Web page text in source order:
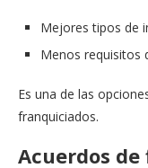
Mejores tipos de
Menos requisitos
Es una de las
franquiciados.
Acuerdos